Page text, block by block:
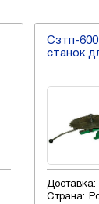
Cзтп-
станок
Доставка:
Страна: